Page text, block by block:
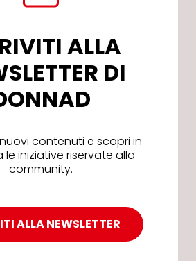
ALLA
DI
contenuti e scopri in
iniziative riservate alla
community.
ALLA NEWSLETTER